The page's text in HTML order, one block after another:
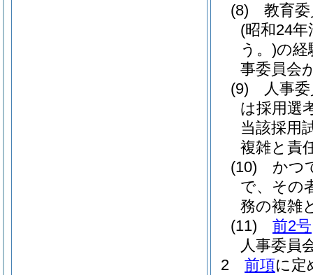
(8)
教育
(昭和24
う。)の経
事委員会
(9)
人事
は採用選
当該採用
複雑と責
(10)
かつ
で、その
務の複雑
(11)
前2号
人事委員
2
前項に定